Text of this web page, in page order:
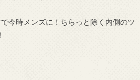
今時メンズに！ちらっと除く内側のツ